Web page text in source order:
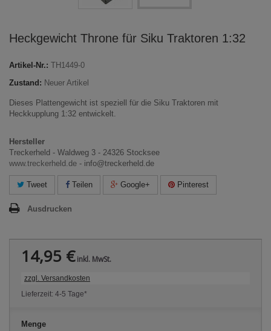
Heckgewicht Throne für Siku Traktoren 1:32
Artikel-Nr.: TH1449-0
Zustand: Neuer Artikel
Dieses Plattengewicht ist speziell für die Siku Traktoren mit
Heckkupplung 1:32 entwickelt.
Hersteller
Treckerheld - Waldweg 3 - 24326 Stocksee
www.treckerheld.de - info@treckerheld.de
Tweet Teilen Google+ Pinterest
Ausdrucken
14,95 €inkl. MwSt.
zzgl. Versandkosten
Lieferzeit: 4-5 Tage*
Menge